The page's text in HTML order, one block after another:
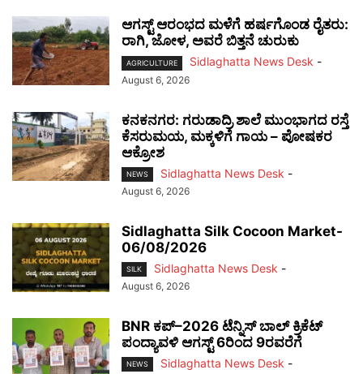
ಆಗಸ್ಟ್ ಆರಂಭದ ಮಳೆಗೆ ಹರ್ಷಗೊಂಡ ರೈತರು:
ರಾಗಿ, ಜೋಳ, ಅವರೆ ಬಿತ್ತನೆ ಚುರುಕು
AGRICULTURE Sidlaghatta News Desk -
August 6, 2026
ಕನಕನಗರ: ಗರುಡಾದ್ರಿ ಶಾಲೆ ಮುಂಭಾಗದ ರಸ್ತೆ
ಕೆಸರುಮಯ, ಮಕ್ಕಳಿಗೆ ಗಾಯ – ಪೋಷಕರ
ಆಕ್ರೋಶ
NEWS Sidlaghatta News Desk -
August 6, 2026
Sidlaghatta Silk Cocoon Market-
06/08/2026
SILK Sidlaghatta News Desk -
August 6, 2026
BNR ಕಪ್–2026 ಟೆನ್ನಿಸ್ ಬಾಲ್ ಕ್ರಿಕೆಟ್
ಪಂದ್ಯಾವಳಿ ಆಗಸ್ಟ್ 6ರಿಂದ 9ರವರೆಗೆ
NEWS Sidlaghatta News Desk -